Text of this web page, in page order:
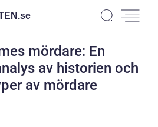
se
mördare: En
av historien och
av mördare